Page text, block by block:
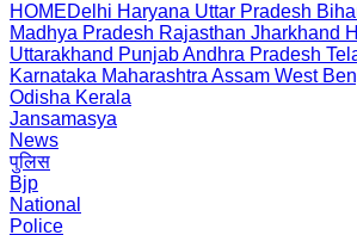
HOMEDelhi Haryana Uttar Pradesh
Madhya Pradesh Rajasthan Jharkhand
Uttarakhand PunjabAndhra Pradesh
Karnataka Maharashtra Assam West
Odisha Kerala
Jansamasya
News
पुलिस
Bjp
National
Police